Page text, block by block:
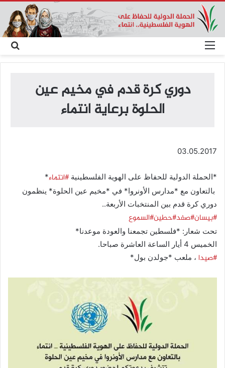
عن
القائمة
دوري كرة قدم في مخيم عين
الحلوة برعاية انتماء
03.05.2017
*الحملة الدولية للحفاظ على الهوية الفلسطينية #انتماء*
بالتعاون مع *مدارس الأونروا* في *مخيم عين الحلوة* ينظمون
دوري كرة قدم بين المنتخبات الأربعة..
#بيسان#صفد#حطين#السموع
تحت شعار: *فلسطين تجمعنا والعودة موعدنا*
الخميس 4 أيار الساعة العاشرة صباحا.
#صيدا ، ملعب *جولدن بول*